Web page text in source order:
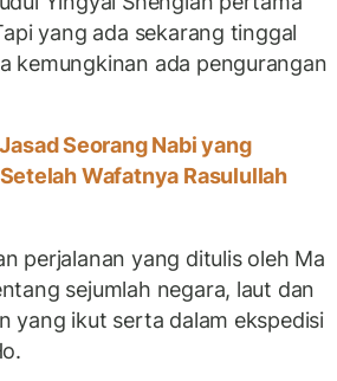
yang ada sekarang tinggal
kemungkinan ada pengurangan
Seorang Nabi yang
Wafatnya Rasulullah
perjalanan yang ditulis oleh Ma
sejumlah negara, laut dan
yang ikut serta dalam ekspedisi